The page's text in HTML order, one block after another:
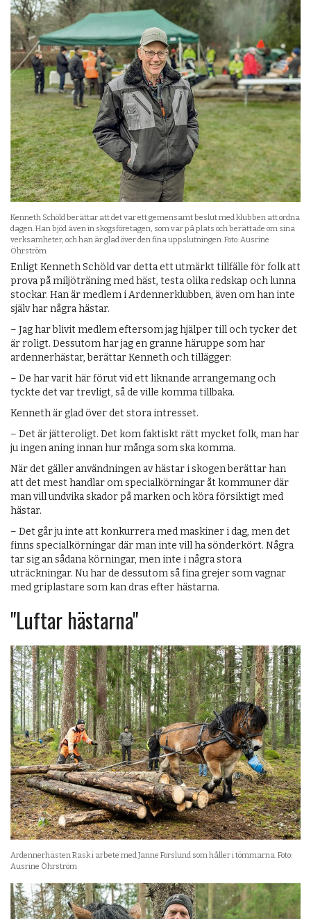
Kenneth Schöld berättar att det var ett gemensamt beslut med klubben att ordna
dagen. Han bjöd även in skogsföretagen, som var på plats och berättade om sina
verksamheter, och han är glad över den fina uppslutningen. Foto: Ausrine
Öhrström
Enligt Kenneth Schöld var detta ett utmärkt tillfälle för folk att
prova på miljöträning med häst, testa olika redskap och lunna
stockar. Han är medlem i Ardenner­­klubben, även om han inte
själv har några hästar.
– Jag har blivit medlem eftersom jag hjälper till och tycker det
är roligt. Dessutom har jag en granne häruppe som har
ardennerhästar, berättar Kenneth och tillägger:
– De har varit här förut vid ett liknande arrangemang och
tyckte det var trevligt, så de ville komma tillbaka.
Kenneth är glad över det stora intresset.
– Det är jätteroligt. Det kom faktiskt rätt mycket folk, man har
ju ingen aning innan hur många som ska komma.
När det gäller användningen av hästar i skogen berättar han
att det mest handlar om specialkörningar åt kommuner där
man vill undvika skador på marken och köra försiktigt med
hästar.
– Det går ju inte att konkurrera med maskiner i dag, men det
finns specialkörningar där man inte vill ha sönderkört. Några
tar sig an sådana körningar, men inte i några stora
uträckningar. Nu har de dessutom så fina grejer som vagnar
med griplastare som kan dras efter hästarna.
"Luftar hästarna"
Ardennerhästen Rask i arbete med Janne Forslund som håller i tömmarna. Foto:
Ausrine Öhrström